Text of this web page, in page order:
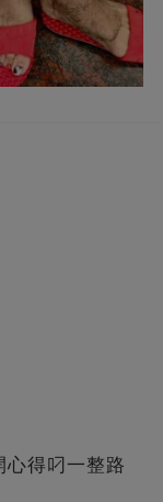
心得叼一整路